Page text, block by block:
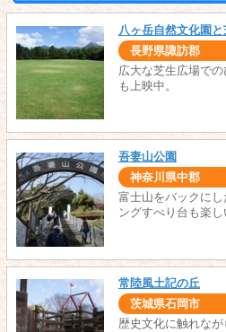
八ヶ岳自然文化園
長野県諏訪郡
広大な芝生広場で
も上映中。
吾妻山公園
神奈川県中郡
富士山をバックに
ングすべり台も楽し
常陸風土記の丘
茨城県石岡市
歴史文化に触れな